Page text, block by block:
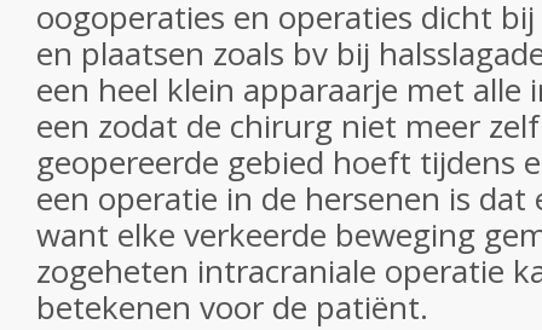
oogoperaties en operaties dicht
en plaatsen zoals bv bij
een heel klein apparaarje met
een zodat de chirurg niet meer
geopereerde gebied hoeft tijdens
een operatie in de hersenen is
want elke verkeerde beweging
zogeheten intracraniale operatie
betekenen voor de patiënt.